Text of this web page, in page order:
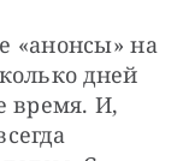
«анонсы» на
дней
время. И,